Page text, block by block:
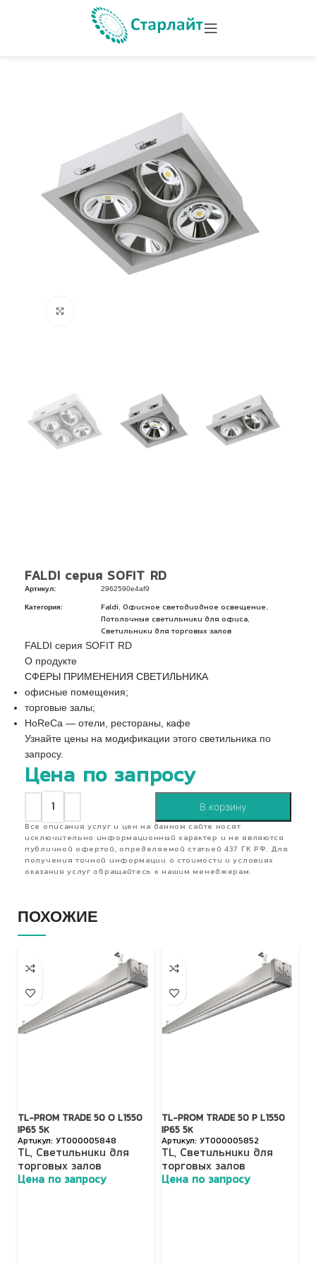
FALDI серия SOFIT RD
Артикул: 2962590e4af9
Категория: Faldi Офисное светодиодное освещение
Потолочные светильники для офиса
Светильники для торговых залов
FALDI серия SOFIT RD
О продукте
СФЕРЫ ПРИМЕНЕНИЯ СВЕТИЛЬНИКА
офисные помещения;
торговые залы;
HoReCa — отели, рестораны, кафе
Узнайте цены на модификации этого светильника по
запросу.
Цена по запросу
В корзину
Все описания услуг и цен на данном сайте носят
исключительно информационный характер и не являются
публичной офертой, определяемой статьей 437 ГК РФ. Для
получения точной информации о стоимости и условиях
оказания услуг обращайтесь к нашим менеджерам.
ПОХОЖИЕ
TL-PROM TRADE 50 O L1550
IP65 5К
УТ000005848
TL, Светильники для
торговых залов
Цена по запросу
TL-PROM TRADE 50 P L1550
IP65 5К
УТ000005852
TL, Светильники для
торговых залов
Цена по запросу